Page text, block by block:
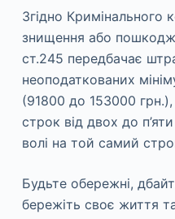
Згідно Кримінального
знищення або
ст.245 передбачає
неоподаткованих
(91800 до 153000
строк від двох до
волі на той самий
Будьте обережні,
бережіть своє життя